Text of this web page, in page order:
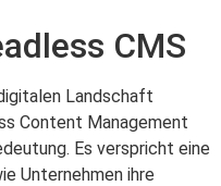
CMS
Landschaft
Content Management
Es verspricht eine
Unternehmen ihre